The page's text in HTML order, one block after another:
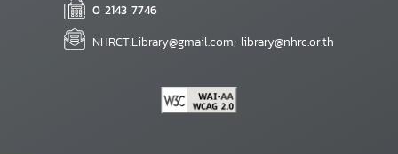
0 2143 7746
NHRCT.Library@gmail.com; library@nhrc.or.th